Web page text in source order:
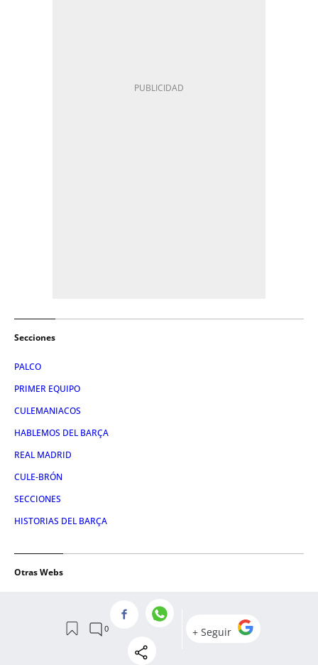
Secciones
PALCO
PRIMER EQUIPO
CULEMANIACOS
HABLEMOS DEL BARÇA
REAL MADRID
CULE-BRÓN
SECCIONES
HISTORIAS DEL BARÇA
Otras Webs
CONSUMIDOR GLOBAL